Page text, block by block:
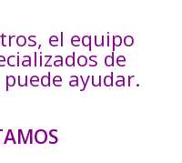
el equipo
de
ayudar.